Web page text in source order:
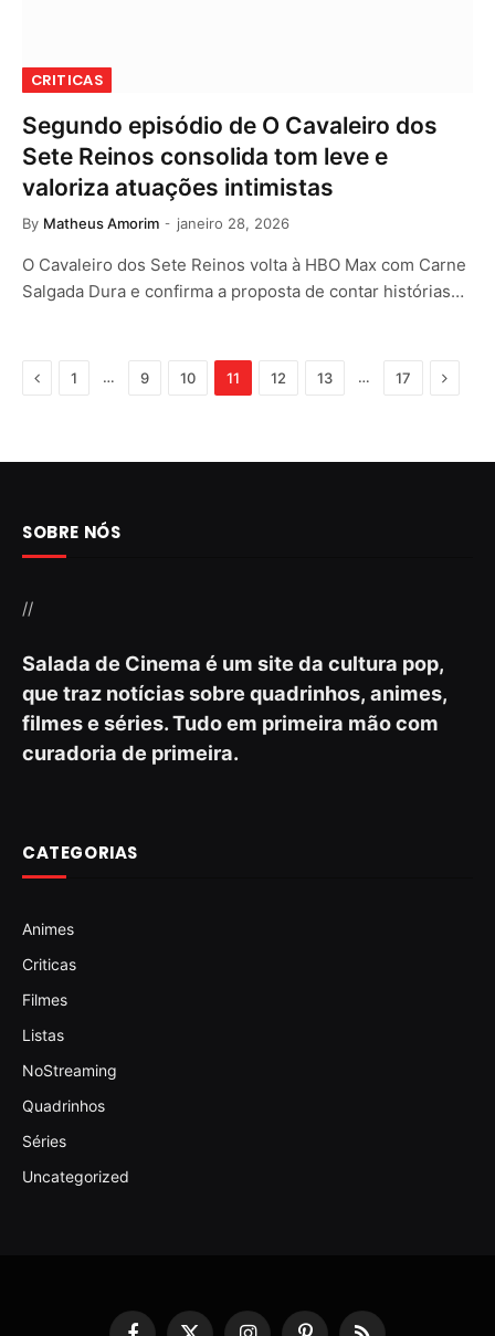
CRITICAS
Segundo episódio de O Cavaleiro dos
Sete Reinos consolida tom leve e
valoriza atuações intimistas
By Matheus Amorim janeiro 28, 2026
O Cavaleiro dos Sete Reinos volta à HBO Max com Carne
Salgada Dura e confirma a proposta de contar histórias…
Previous
1 … 9 10 11 12 13 … 17 Next
SOBRE NÓS
//
Salada de Cinema é um site da cultura pop,
que traz notícias sobre quadrinhos, animes,
filmes e séries. Tudo em primeira mão com
curadoria de primeira.
CATEGORIAS
Animes
Criticas
Filmes
Listas
NoStreaming
Quadrinhos
Séries
Uncategorized